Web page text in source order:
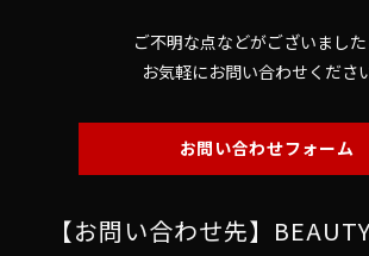
ご不明な点などがございました
お気軽にお問い合わせくださ
お問い合わせフォーム
【お問い合わせ先】